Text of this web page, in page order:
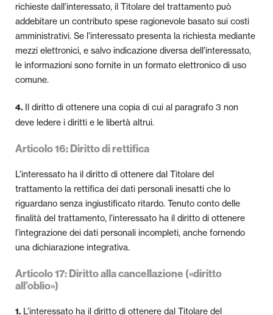
richieste dall’interessato, il Titolare del trattamento può
addebitare un contributo spese ragionevole basato sui costi
amministrativi. Se l’interessato presenta la richiesta mediante
mezzi elettronici, e salvo indicazione diversa dell’interessato,
le informazioni sono fornite in un formato elettronico di uso
comune.
4. Il diritto di ottenere una copia di cui al paragrafo 3 non
deve ledere i diritti e le libertà altrui.
Articolo 16: Diritto di rettifica
L’interessato ha il diritto di ottenere dal Titolare del
trattamento la rettifica dei dati personali inesatti che lo
riguardano senza ingiustificato ritardo. Tenuto conto delle
finalità del trattamento, l’interessato ha il diritto di ottenere
l’integrazione dei dati personali incompleti, anche fornendo
una dichiarazione integrativa.
Articolo 17: Diritto alla cancellazione («diritto
all’oblio»)
1. L’interessato ha il diritto di ottenere dal Titolare del